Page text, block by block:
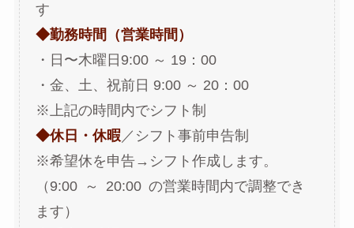
す
◆勤務時間（営業時間）
・日〜木曜日9:00 ～ 19：00
・金、土、祝前日 9:00 ～ 20：00
※上記の時間内でシフト制
◆休日・休暇／シフト事前申告制
※希望休を申告→シフト作成します。
（9:00 ～ 20:00 の営業時間内で調整でき
ます）